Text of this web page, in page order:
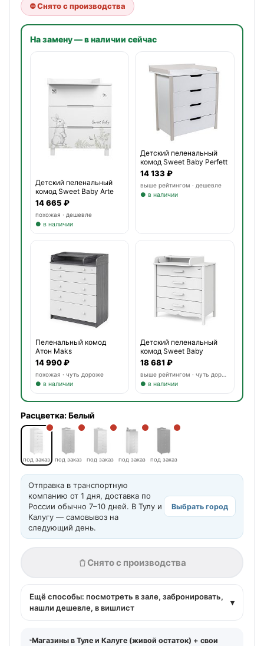
⛔ Снято с производства
На замену — в наличии сейчас
Детский пеленальный
комод Sweet Baby Arte
14 665 ₽
похожая · дешевле
● в наличии
Детский пеленальный
комод Sweet Baby Perfett
14 133 ₽
выше рейтингом · дешевле
● в наличии
Пеленальный комод
Атон Maks
14 990 ₽
похожая · чуть дороже
● в наличии
Детский пеленальный
комод Sweet Baby
Maestro
18 681 ₽
● в наличии
Расцветка:Белый
под заказ под заказ под заказ под заказ под заказ
Отправка в транспортную
компанию от 1 дня, доставка по
России обычно 7–10 дней. В Тулу и
Калугу — самовывоз на
следующий день.
Выбрать город
Снято с производства
Ещё способы: посмотреть в зале, забронировать,
нашли дешевле, в вишлист
▾
Магазины в Туле и Калуге (живой остаток) + свои